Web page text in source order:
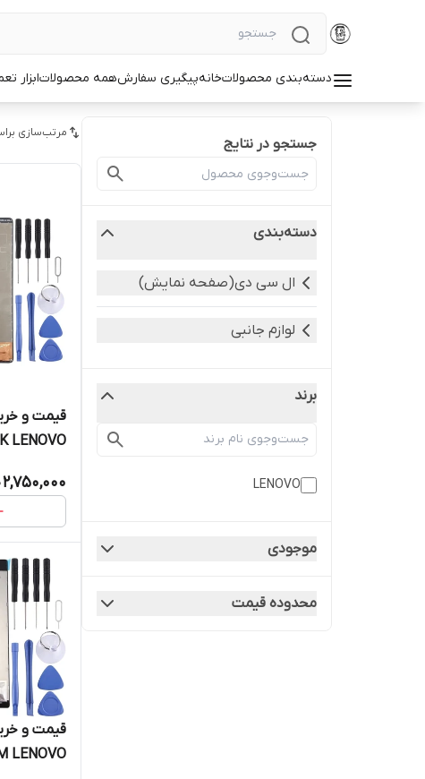
دسته‌بندی محصولاتخانهپیگیری سفارشهمه محصولاتابزار
جستجو در نتایج
دسته‌بندی
ال سی دی(صفحه نمایش)
لوازم جانبی
برند
LENOVO
موجودی
محدوده قیمت
مرتب‌سازی
قیمت و
LENOVO
2,750,000
قیمت و
LENOVO